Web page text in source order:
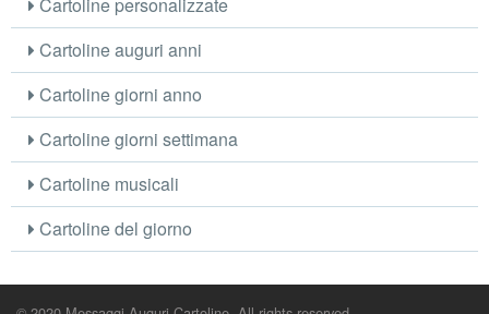
Cartoline auguri anni
Cartoline giorni anno
Cartoline giorni settimana
Cartoline musicali
Cartoline del giorno